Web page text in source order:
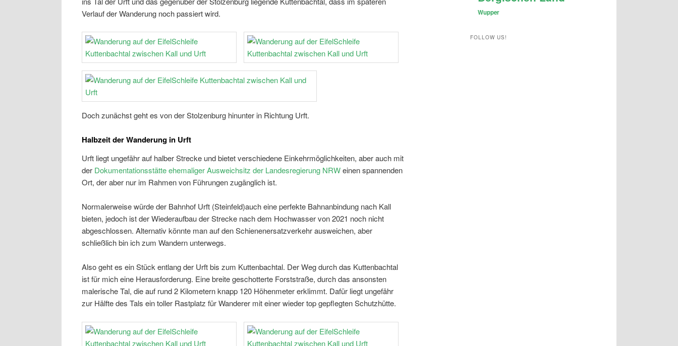
Verlauf der Wanderung noch passiert wird.
Doch zunächst geht es von der Stolzenburg hinunter in Richtung Urft.
Halbzeit der Wanderung in Urft
Urft liegt ungefähr auf halber Strecke und bietet verschiedene Einkehrmöglichkeiten, aber auch mit
der Dokumentationsstätte ehemaliger Ausweichsitz der Landesregierung NRWeinen spannenden
Ort, der aber nur im Rahmen von Führungen zugänglich ist.
Normalerweise würde der Bahnhof Urft (Steinfeld)auch eine perfekte Bahnanbindung nach Kall
bieten, jedoch ist der Wiederaufbau der Strecke nach dem Hochwasser von 2021 noch nicht
abgeschlossen. Alternativ könnte man auf den Schienenersatzverkehr ausweichen, aber
schließlich bin ich zum Wandern unterwegs.
Also geht es ein Stück entlang der Urft bis zum Kuttenbachtal. Der Weg durch das Kuttenbachtal
ist für mich eine Herausforderung. Eine breite geschotterte Forststraße, durch das ansonsten
malerische Tal, die auf rund 2 Kilometern knapp 120 Höhenmeter erklimmt. Dafür liegt ungefähr
zur Hälfte des Tals ein toller Rastplatz für Wanderer mit einer wieder top gepflegten Schutzhütte.
Wupper
FOLLOW US!